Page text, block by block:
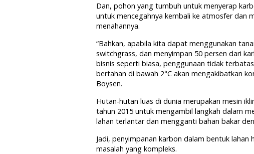
Dan, pohon yang tumbuh untuk menyerap
untuk mencegahnya kembali ke atmosfer dan
menahannya.
“Bahkan, apabila kita dapat menggunakan
switchgrass, dan menyimpan 50 persen dari
bisnis seperti biasa, penggunaan tidak
bertahan di bawah 2°C akan mengakibatkan
Boysen.
Hutan-hutan luas di dunia merupakan mesin
tahun 2015 untuk mengambil langkah dalam
lahan terlantar dan mengganti bahan bakar
Jadi, penyimpanan karbon dalam bentuk
masalah yang kompleks.